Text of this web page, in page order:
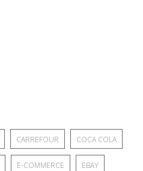
CARREFOUR COCA COLA
E-COMMERCE EBAY